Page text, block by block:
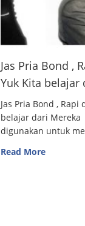
Jas Pria Bond ,
Yuk Kita belajar
Jas Pria Bond , Rapi
belajar dari
digunakan untuk
Read More